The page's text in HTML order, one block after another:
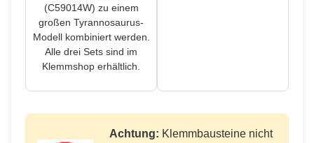
(C59014W) zu einem
großen Tyrannosaurus-
Modell kombiniert werden.
Alle drei Sets sind im
Klemmshop erhältlich.
Achtung: Klemmbausteine nicht